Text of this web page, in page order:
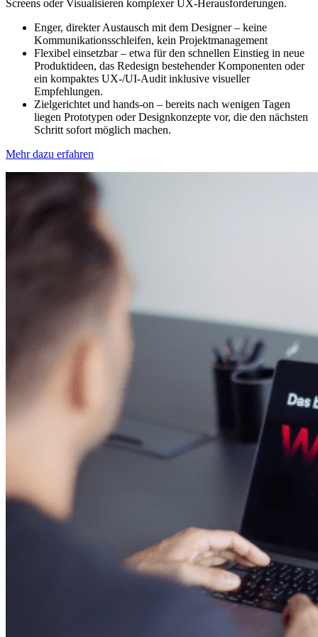
Screens oder Visualisieren komplexer UX-Herausforderungen.
Enger, direkter Austausch mit dem Designer – keine
Kommunikationsschleifen, kein Projektmanagement
Flexibel einsetzbar – etwa für den schnellen Einstieg in neue
Produktideen, das Redesign bestehender Komponenten oder
ein kompaktes UX-/UI-Audit inklusive visueller
Empfehlungen.
Zielgerichtet und hands-on – bereits nach wenigen Tagen
liegen Prototypen oder Designkonzepte vor, die den nächsten
Schritt sofort möglich machen.
Mehr dazu erfahren